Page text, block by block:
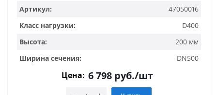
Артикул:
47050016
Класс нагрузки:
D400
Высота:
200 мм
Ширина сечения:
DN500
Цена: 6 798 руб./шт